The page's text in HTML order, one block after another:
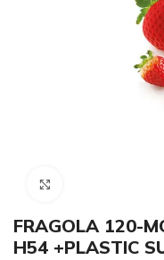
FRAGOLA 120-
H54 +PLASTIC